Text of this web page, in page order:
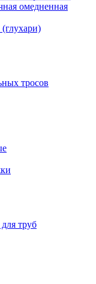
омедненная
тросов
труб